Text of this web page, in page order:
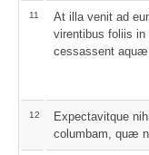
11
At illa venit ad
virentibus foliis in
cessassent aquæ
12
Expectavitque
columbam, quæ